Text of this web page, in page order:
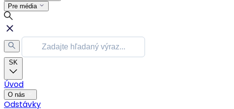
Pre média
SK
Úvod
O nás
Odstávky